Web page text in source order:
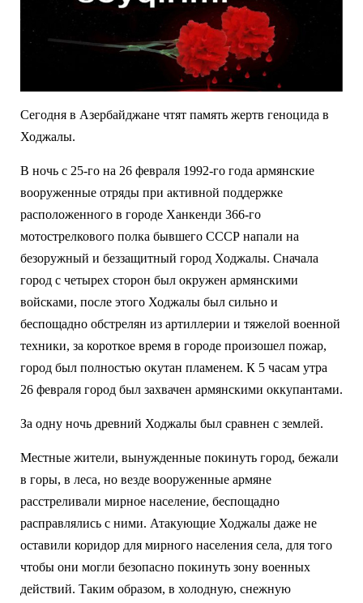
Сегодня в Азербайджане чтят память жертв геноцида в
Ходжалы.
В ночь с 25-го на 26 февраля 1992-го года армянские
вооруженные отряды при активной поддержке
расположенного в городе Ханкенди 366-го
мотострелкового полка бывшего СССР напали на
безоружный и беззащитный город Ходжалы. Сначала
город с четырех сторон был окружен армянскими
войсками, после этого Ходжалы был сильно и
беспощадно обстрелян из артиллерии и тяжелой военной
техники, за короткое время в городе произошел пожар,
город был полностью окутан пламенем. К 5 часам утра
26 февраля город был захвачен армянскими оккупантами.
За одну ночь древний Ходжалы был сравнен с землей.
Местные жители, вынужденные покинуть город, бежали
в горы, в леса, но везде вооруженные армяне
расстреливали мирное население, беспощадно
расправлялись с ними. Атакующие Ходжалы даже не
оставили коридор для мирного населения села, для того
чтобы они могли безопасно покинуть зону военных
действий. Таким образом, в холодную, снежную